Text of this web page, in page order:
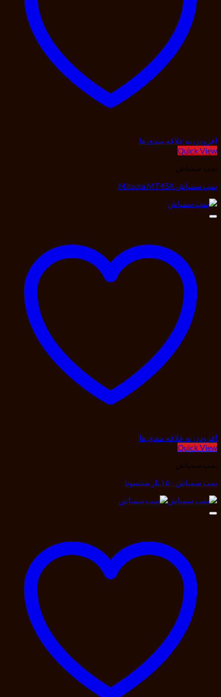
افزودن به علاقه مندی ها
Quick View
پمپ سمپاش
پمپ سمپاش Mitsuta MT45A
افزودن به علاقه مندی ها
Quick View
پمپ سمپاش
پمپ سمپاش ۱۵۰ بار میتسوتا